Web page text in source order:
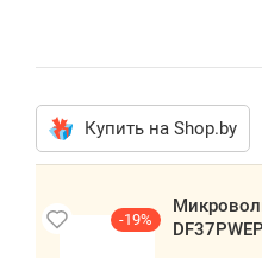
Купить на Shop.by
-19%